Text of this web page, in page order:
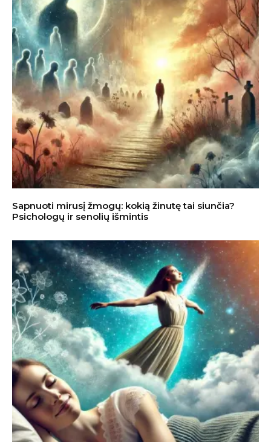
Sapnuoti mirusį žmogų: kokią žinutę tai siunčia?
Psichologų ir senolių išmintis